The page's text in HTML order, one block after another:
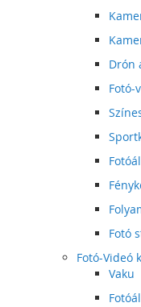
Drón
Fotó-
Fotó
Fotó-Videó
Vaku